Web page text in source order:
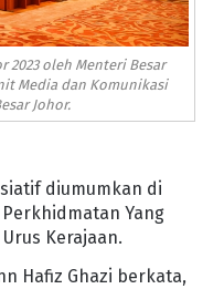
2023 oleh Menteri Besar
Media dan Komunikasi
Johor.
diumumkan di
Yang
Kerajaan.
Hafiz Ghazi berkata,